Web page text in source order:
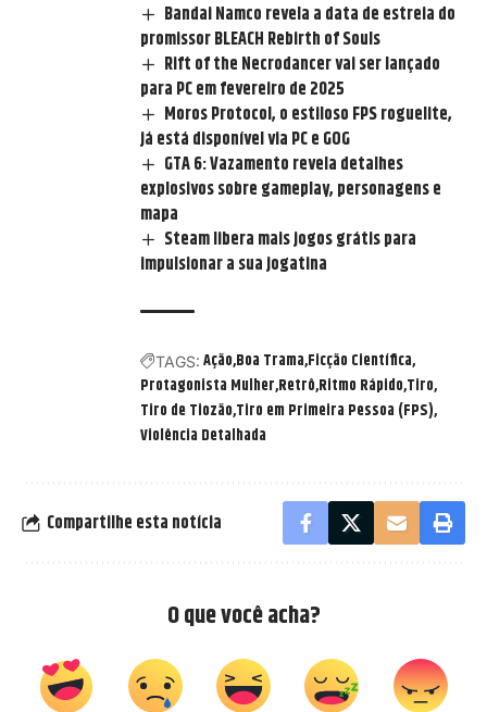
Bandai Namco revela a data de estreia do
promissor BLEACH Rebirth of Souls
Rift of the Necrodancer vai ser lançado
para PC em fevereiro de 2025
Moros Protocol, o estiloso FPS roguelite,
já está disponível via PC e GOG
GTA 6: Vazamento revela detalhes
explosivos sobre gameplay, personagens e
mapa
Steam libera mais jogos grátis para
impulsionar a sua jogatina
TAGS: Ação Boa Trama Ficção Científica
Protagonista Mulher Retrô Ritmo Rápido Tiro
Tiro de Tiozão Tiro em Primeira Pessoa (FPS)
Violência Detalhada
Compartilhe esta notícia
O que você acha?